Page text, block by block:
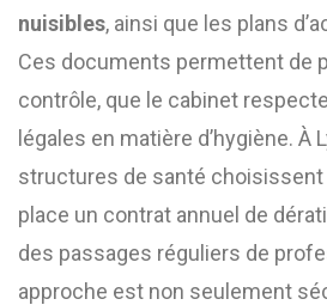
nuisibles, ainsi que les plans
Ces documents permettent de
contrôle, que le cabinet
légales en matière d’hygiène. À
structures de santé
place un contrat annuel de
des passages réguliers de
approche est non seulement